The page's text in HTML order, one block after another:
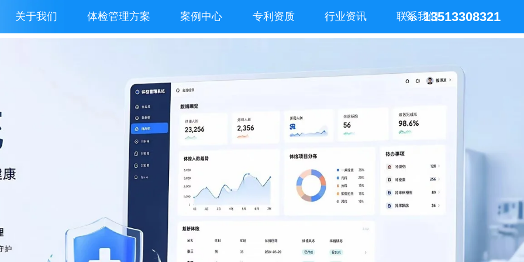
关于我们 体检管理方案 案例中心 专利资质 行业资讯 联系我们13513308321